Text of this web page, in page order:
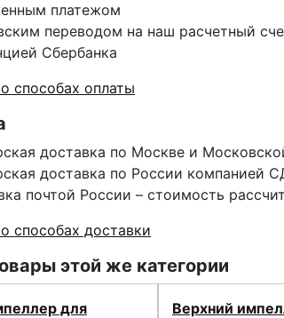
платежом
переводом на наш расчетный
Сбербанка
способах оплаты
доставка по Москве и
доставка по России компанией
почтой России – стоимость
способах доставки
этой же категории
для
Верхний